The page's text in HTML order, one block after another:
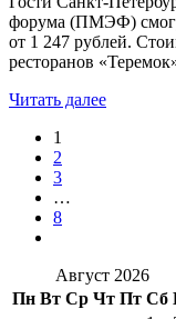
форума (ПМЭФ)
от 1 247 рублей.
ресторанов
Читать далее
1
2
3
…
8
Август 2026
Пн Вт Ср Чт Пт Сб